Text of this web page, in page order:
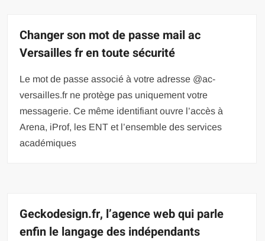
Changer son mot de passe mail ac
Versailles fr en toute sécurité
Le mot de passe associé à votre adresse @ac-
versailles.fr ne protège pas uniquement votre
messagerie. Ce même identifiant ouvre l’accès à
Arena, iProf, les ENT et l’ensemble des services
académiques
Geckodesign.fr, l’agence web qui parle
enfin le langage des indépendants